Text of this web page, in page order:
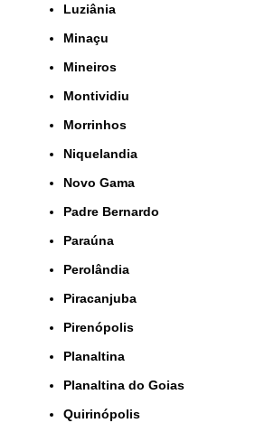
Luziânia
Minaçu
Mineiros
Montividiu
Morrinhos
Niquelandia
Novo Gama
Padre Bernardo
Paraúna
Perolândia
Piracanjuba
Pirenópolis
Planaltina
Planaltina do Goias
Quirinópolis